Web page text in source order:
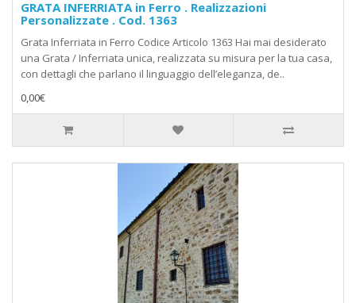
GRATA INFERRIATA in Ferro . Realizzazioni
Personalizzate . Cod. 1363
Grata Inferriata in Ferro Codice Articolo 1363 Hai mai desiderato
una Grata / Inferriata unica, realizzata su misura per la tua casa,
con dettagli che parlano il linguaggio dell’eleganza, de..
0,00€